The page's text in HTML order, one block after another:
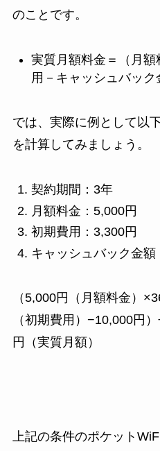
のことです。
実質月額料金＝（月
用－キャッシュバッ
では、実際に例として以
を計算してみましょう。
契約期間：3年
月額料金：5,000円
初期費用：3,300円
キャッシュバック金額
（5,000円（月額料金）
（初期費用）−10,000円
円（実質月額）
上記の条件のポケット